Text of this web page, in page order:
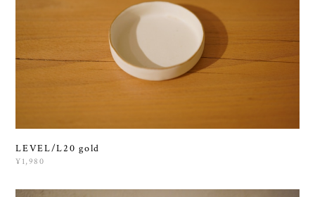
LEVEL/L20 gold
¥1,980